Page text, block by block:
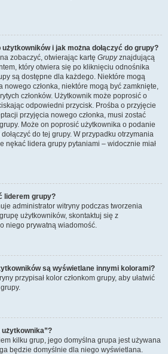
i jak można dołączyć do grupy?
zobaczyć, otwierając kartę Grupyznajdującą
który otwiera się po kliknięciu odnośnika
są dostępne dla każdego. Niektóre mogą
nowego członka, niektóre mogą być zamknięte,
członków. Użytkownik może poprosić o
odpowiedni przycisk. Prośba o przyjęcie
przyjęcia nowego członka, musi zostać
Może on poprosić użytkownika o podanie
do tej grupy. W przypadku otrzymania
nękać lidera grupy pytaniami – widocznie miał
liderem grupy?
administrator witryny podczas tworzenia
użytkowników, skontaktuj się z
niego prywatną wiadomość.
są wyświetlane innymi kolorami?
przypisał kolor członkom grupy, aby ułatwić
kilku grup, jego domyślna grupa jest używana
będzie domyślnie dla niego wyświetlana.